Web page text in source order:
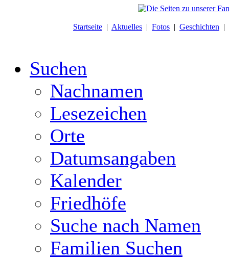
Startseite | Aktuelles | Fotos | Geschichten |
Suchen
Nachnamen
Lesezeichen
Orte
Datumsangaben
Kalender
Friedhöfe
Suche nach Namen
Familien Suchen